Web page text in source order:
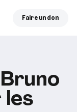
Faire un don
les